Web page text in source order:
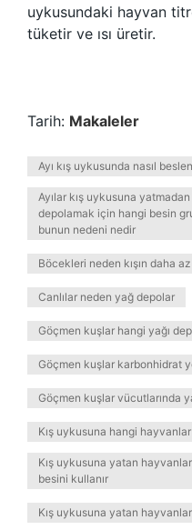
uykusundaki hayvan
tüketir ve ısı üretir.
Tarih: Makaleler
Ayı kış uykusunda nasıl
Ayılar kış uykusuna
depolamak için hangi besin
bunun nedeni nedir
Böcekleri neden kışın daha
Canlılar neden yağ depolar
Göçmen kuşlar hangi yağı
Göçmen kuşlar karbonhidrat
Göçmen kuşlar vücutlarında
Kış uykusuna hangi
Kış uykusuna yatan
besini kullanır
Kış uykusuna yatan hayvanlar